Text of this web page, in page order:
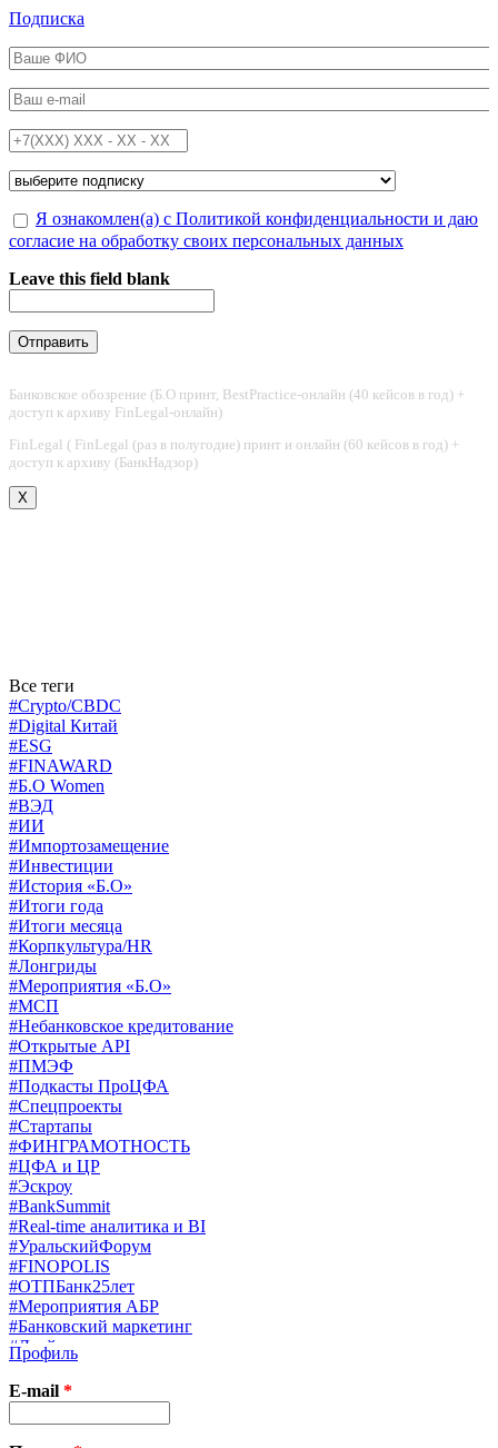
Перейти к основному содержанию
Подписка
ФИО*
Email*
Телефон*
Подписка на*
Обработка персональных данных*
Я ознакомлен(а) с Политикой конфиденциальности и даю
согласие на обработку своих персональных данных
Leave this field blank
Банковское обозрение (Б.О принт, BestPractice-онлайн (40 кейсов в год) +
доступ к архиву FinLegal-онлайн)
FinLegal ( FinLegal (раз в полугодие) принт и онлайн (60 кейсов в год) +
доступ к архиву (БанкНадзор)
X
Все теги
#Crypto/CBDC
#Digital Китай
#ESG
#FINAWARD
#Б.О Women
#ВЭД
#ИИ
#Импортозамещение
#Инвестиции
#История «Б.О»
#Итоги года
#Итоги месяца
#Корпкультура/HR
#Лонгриды
#Мероприятия «Б.О»
#МСП
#Небанковское кредитование
#Открытые API
#ПМЭФ
#Подкасты ПроЦФА
#Спецпроекты
#Стартапы
#ФИНГРАМОТНОСТЬ
#ЦФА и ЦР
#Эскроу
#BankSummit
#Real-time аналитика и BI
#УральскийФорум
#FINOPOLIS
#ОТПБанк25лет
#Мероприятия АБР
#Банковский маркетинг
#Драйверы страхования
#Финконгресс ЦБ
#PB&WM
#UX/CX
#Экосистемы
Профиль
E-mail *